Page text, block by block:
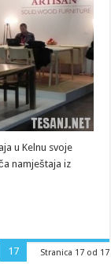
namještaja
u Kelnu svoje
namještaja iz
Stranica 17 od 17
17